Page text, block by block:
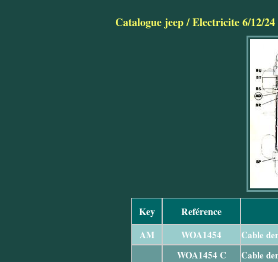
Catalogue jeep/Electricite 6/12/24
Key Reférence
AM WOA1454 Cable
WOA1454 C
Cable